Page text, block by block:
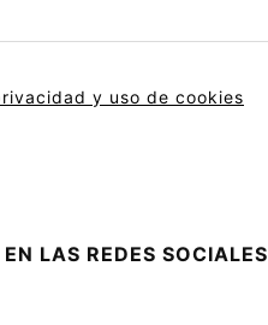
y uso de cookies
LAS REDES SOCIALES